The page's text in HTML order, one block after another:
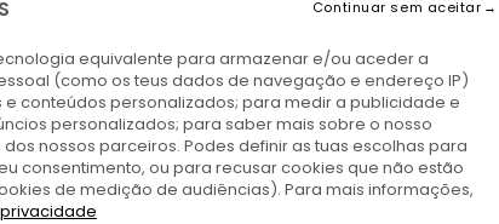
equivalente para armazenar e/ou aceder a
(como os teus dados de navegação e endereço IP)
conteúdos personalizados; para medir a publicidade e
personalizados; para saber mais sobre o nosso
nossos parceiros. Podes definir as tuas escolhas para
consentimento, ou para recusar cookies que não estão
de medição de audiências). Para mais informações,
Continuar sem aceitar